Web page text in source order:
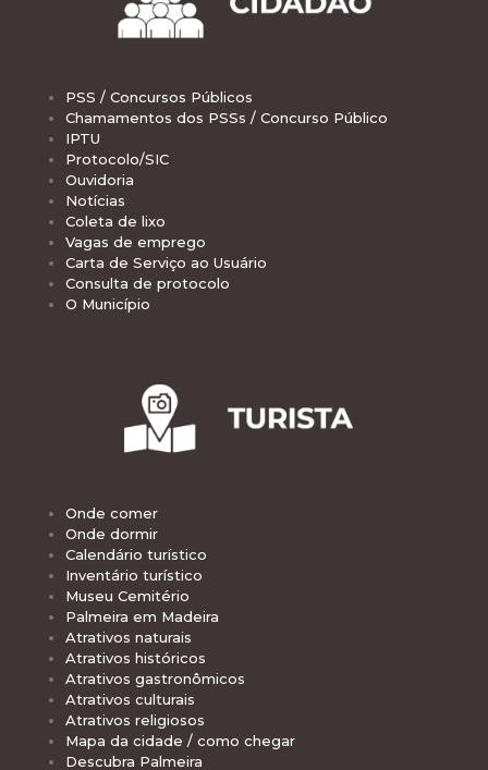
PSS / Concursos Públicos
Chamamentos dos PSSs / Concurso Público
IPTU
Protocolo/SIC
Ouvidoria
Notícias
Coleta de lixo
Vagas de emprego
Carta de Serviço ao Usuário
Consulta de protocolo
O Município
Onde comer
Onde dormir
Calendário turístico
Inventário turístico
Museu Cemitério
Palmeira em Madeira
Atrativos naturais
Atrativos históricos
Atrativos gastronômicos
Atrativos culturais
Atrativos religiosos
Mapa da cidade / como chegar
Descubra Palmeira